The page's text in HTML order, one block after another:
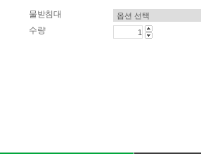
물받침대
수량